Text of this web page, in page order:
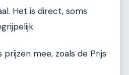
Het is direct, soms
mee, zoals de Prijs